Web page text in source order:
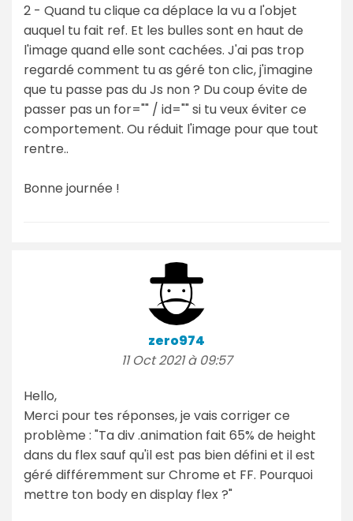
2 - Quand tu clique ca déplace la vu a l'objet
auquel tu fait ref. Et les bulles sont en haut de
l'image quand elle sont cachées. J'ai pas trop
regardé comment tu as géré ton clic, j'imagine
que tu passe pas du Js non ? Du coup évite de
passer pas un for="" / id="" si tu veux éviter ce
comportement. Ou réduit l'image pour que tout
rentre..
Bonne journée !
zero974
11 Oct 2021 à 09:57
Hello,
Merci pour tes réponses, je vais corriger ce
problème : "Ta div .animation fait 65% de height
dans du flex sauf qu'il est pas bien défini et il est
géré différemment sur Chrome et FF. Pourquoi
mettre ton body en display flex ?"